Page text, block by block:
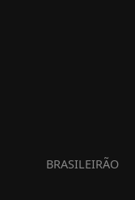
BRASILEIRÃO